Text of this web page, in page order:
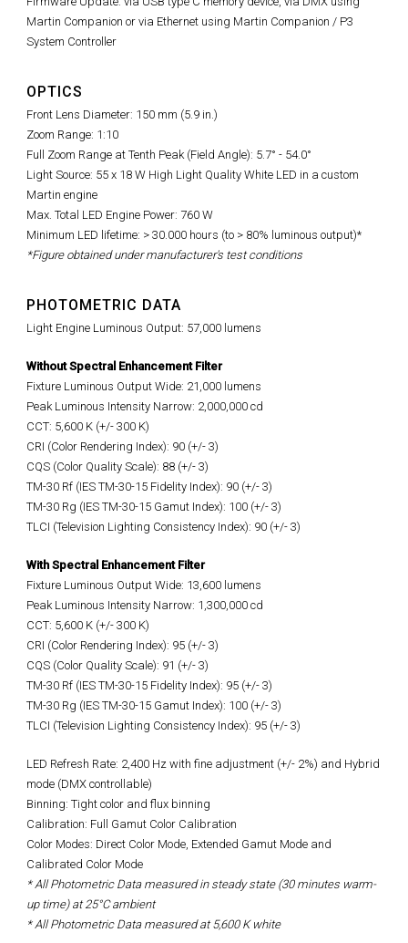
Martin Companion or via Ethernet using Martin Companion / P3
System Controller
OPTICS
Front Lens Diameter: 150 mm (5.9 in.)
Zoom Range: 1:10
Full Zoom Range at Tenth Peak (Field Angle): 5.7° - 54.0°
Light Source: 55 x 18 W High Light Quality White LED in a custom
Martin engine
Max. Total LED Engine Power: 760 W
Minimum LED lifetime: > 30.000 hours (to > 80% luminous output)*
*Figure obtained under manufacturer's test conditions
PHOTOMETRIC DATA
Light Engine Luminous Output: 57,000 lumens
Without Spectral Enhancement Filter
Fixture Luminous Output Wide: 21,000 lumens
Peak Luminous Intensity Narrow: 2,000,000 cd
CCT: 5,600 K (+/- 300 K)
CRI (Color Rendering Index): 90 (+/- 3)
CQS (Color Quality Scale): 88 (+/- 3)
TM-30 Rf (IES TM-30-15 Fidelity Index): 90 (+/- 3)
TM-30 Rg (IES TM-30-15 Gamut Index): 100 (+/- 3)
TLCI (Television Lighting Consistency Index): 90 (+/- 3)
With Spectral Enhancement Filter
Fixture Luminous Output Wide: 13,600 lumens
Peak Luminous Intensity Narrow: 1,300,000 cd
CCT: 5,600 K (+/- 300 K)
CRI (Color Rendering Index): 95 (+/- 3)
CQS (Color Quality Scale): 91 (+/- 3)
TM-30 Rf (IES TM-30-15 Fidelity Index): 95 (+/- 3)
TM-30 Rg (IES TM-30-15 Gamut Index): 100 (+/- 3)
TLCI (Television Lighting Consistency Index): 95 (+/- 3)
LED Refresh Rate: 2,400 Hz with fine adjustment (+/- 2%) and Hybrid
mode (DMX controllable)
Binning: Tight color and flux binning
Calibration: Full Gamut Color Calibration
Color Modes: Direct Color Mode, Extended Gamut Mode and
Calibrated Color Mode
* All Photometric Data measured in steady state (30 minutes warm-
up time) at 25°C ambient
* All Photometric Data measured at 5,600 K white